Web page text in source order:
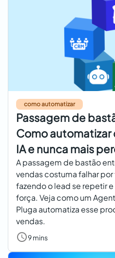
como automatizar
Passagem de
Como
IA e nunca mais
A passagem de bastão
vendas costuma falhar
fazendo o lead se repetir
força. Veja como um
Pluga automatiza esse
vendas.
9 mins